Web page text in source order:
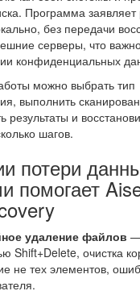
Программа заявляет
без передачи
серверы, что
конфиденциальных
можно выбрать тип
выполнить
результаты и
шагов.
потери
помогает
удаление файлов —
Shift+Delete, очистка
не тех элементов,